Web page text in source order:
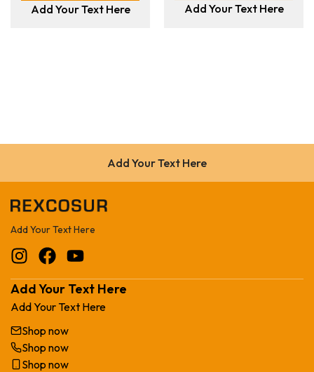
Add Your Text Here Add Your Text Here
Add Your Text Here
Add Your Text Here
Add Your Text Here
Add Your Text Here
Shop now
Shop now
Shop now